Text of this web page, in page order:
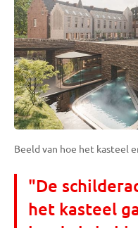
Beeld van hoe het kasteel
"De
het kasteel